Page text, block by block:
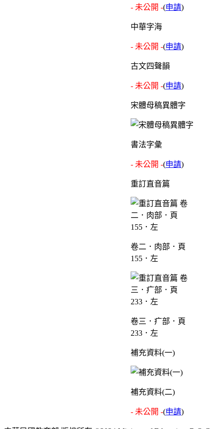
- 未公開 -(申請)
中華字海
- 未公開 -(申請)
古文四聲韻
- 未公開 -(申請)
宋體母稿異體字
書法字彙
- 未公開 -(申請)
重訂直音篇
卷二．肉部．頁
155．左
卷三．疒部．頁
233．左
補充資料(一)
補充資料(二)
- 未公開 -(申請)